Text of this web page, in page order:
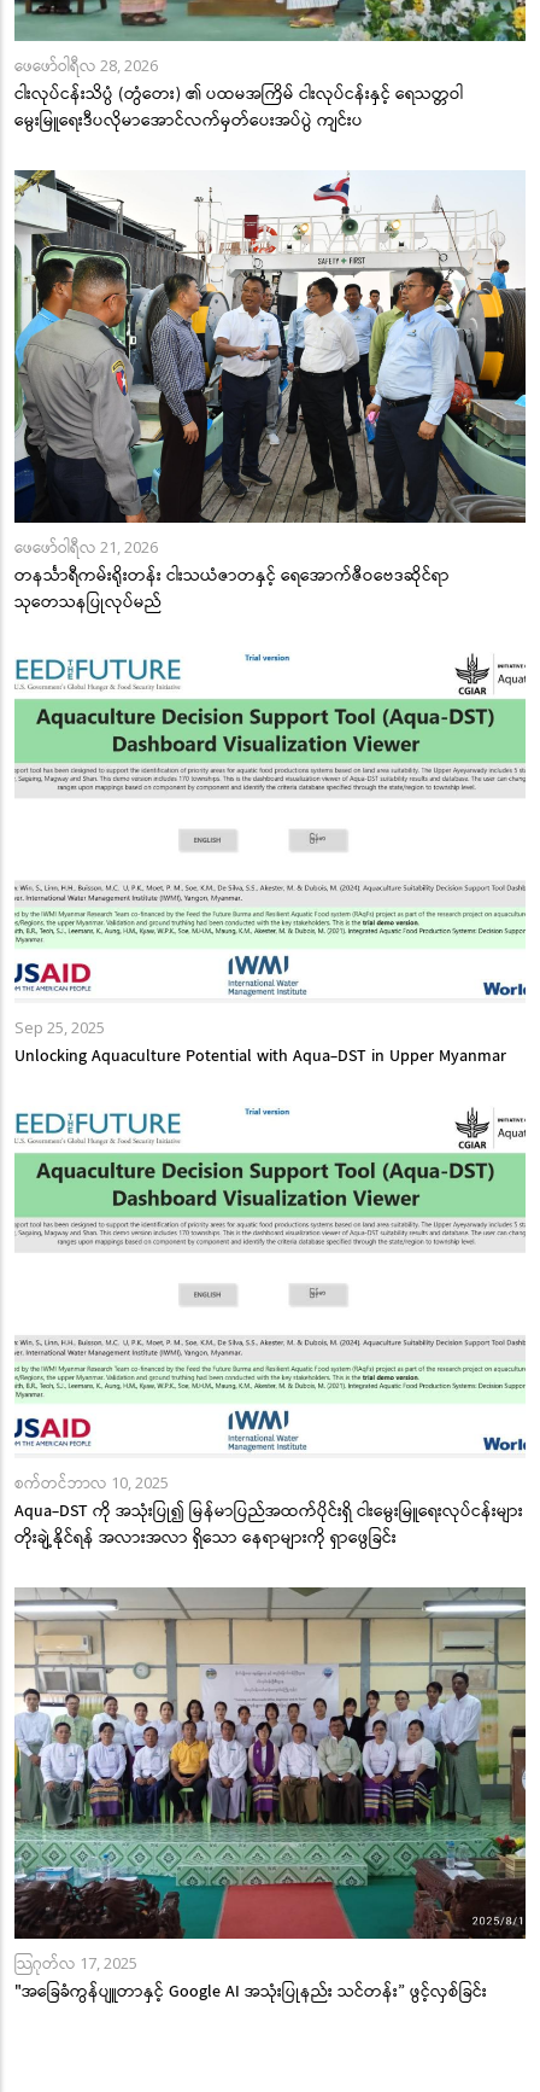
ဖေဖော်ဝါရီလ 28, 2026
ငါးလုပ်ငန်းသိပ္ပံ (တွံတေး) ၏ ပထမအကြိမ် ငါးလုပ်ငန်းနှင့် ရေသတ္တဝါ
မွေးမြူရေးဒီပလိုမာအောင်လက်မှတ်ပေးအပ်ပွဲ ကျင်းပ
ဖေဖော်ဝါရီလ 21, 2026
တနင်္သာရီကမ်းရိုးတန်း ငါးသယံဇာတနှင့် ရေအောက်ဇီဝဗေဒဆိုင်ရာ
သုတေသနပြုလုပ်မည်
Sep 25, 2025
Unlocking Aquaculture Potential with Aqua-DST in Upper Myanmar
စက်တင်ဘာလ 10, 2025
Aqua-DST ကို အသုံးပြု၍ မြန်မာပြည်အထက်ပိုင်းရှိ ငါးမွေးမြူရေးလုပ်ငန်းများ
တိုးချဲ့နိုင်ရန် အလားအလာ ရှိသော နေရာများကို ရှာဖွေခြင်း
သြဂုတ်လ 17, 2025
"အခြေခံကွန်ပျူတာနှင့် Google AI အသုံးပြုနည်း သင်တန်း” ဖွင့်လှစ်ခြင်း